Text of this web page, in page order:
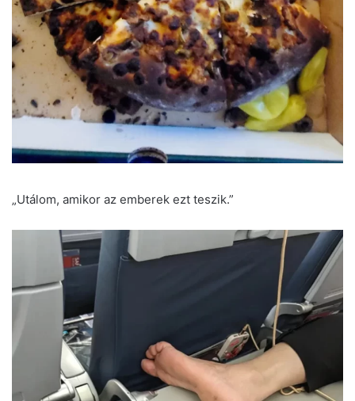
„Utálom, amikor az emberek ezt teszik.”